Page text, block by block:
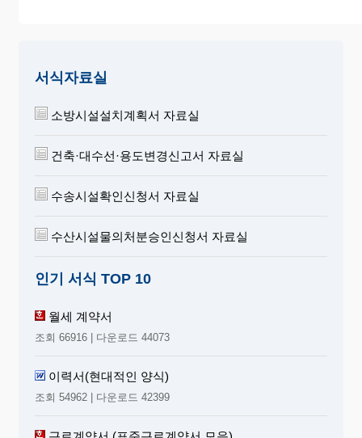
서식자료실
소방시설설치계획서 자료실
건축·대수선·용도변경신고서 자료실
수송시설확인신청서 자료실
수산시설물의처분승인신청서 자료실
인기 서식 TOP 10
월세 계약서
조회 66916 | 다운로드 44073
이력서(현대적인 양식)
조회 54962 | 다운로드 42399